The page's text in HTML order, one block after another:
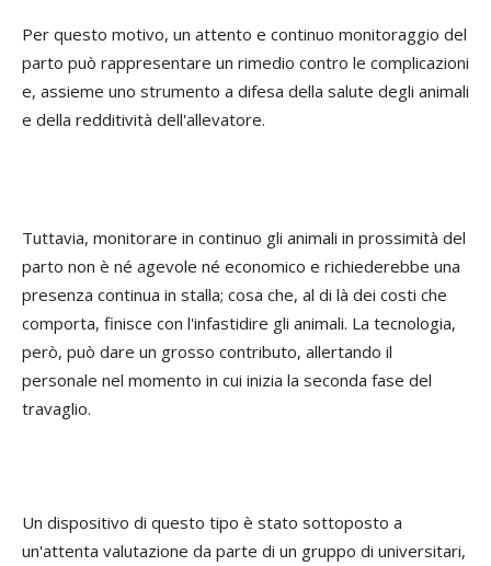
Per questo motivo, un attento e continuo monitoraggio del
parto può rappresentare un rimedio contro le complicazioni
e, assieme uno strumento a difesa della salute degli animali
e della redditività dell'allevatore.
Tuttavia, monitorare in continuo gli animali in prossimità del
parto non è né agevole né economico e richiederebbe una
presenza continua in stalla; cosa che, al di là dei costi che
comporta, finisce con l'infastidire gli animali. La tecnologia,
però, può dare un grosso contributo, allertando il
personale nel momento in cui inizia la seconda fase del
travaglio.
Un dispositivo di questo tipo è stato sottoposto a
un'attenta valutazione da parte di un gruppo di universitari,